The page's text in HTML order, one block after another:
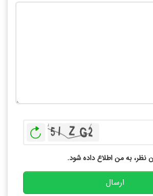
نظر، به من اطلاع داده شود.
ارسال